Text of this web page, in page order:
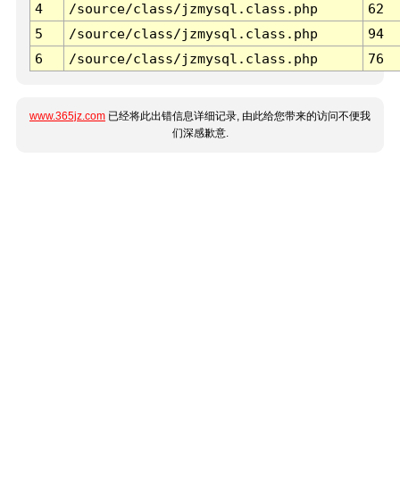
4
/source/class/jzmysql.class.php
62
5
/source/class/jzmysql.class.php
94
6
/source/class/jzmysql.class.php 76
www.365jz.com 已经将此出错信息详细记录, 由此给您带来的访问不便我
们深感歉意.